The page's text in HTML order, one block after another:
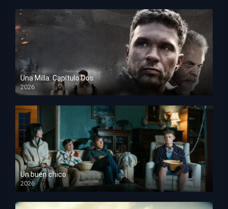
Una Milla: Capítulo Dos
2026
HD 1080p
Un buen chico
2026
HD 1080p